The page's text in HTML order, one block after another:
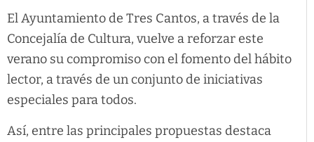
El Ayuntamiento de Tres Cantos, a través de la
Concejalía de Cultura, vuelve a reforzar este
verano su compromiso con el fomento del hábito
lector, a través de un conjunto de iniciativas
especiales para todos.
Así, entre las principales propuestas destaca